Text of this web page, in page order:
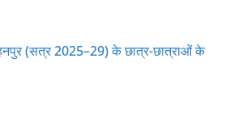
(सत्र 2025–29) के छात्र-छात्राओं के